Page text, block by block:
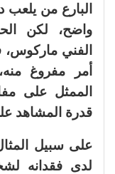
البارع من
واضح، لكن
الفني ماركوس،
أمر مفروغ
الممثل على
قدرة المشاهد
على سبيل
لدى فقدانه